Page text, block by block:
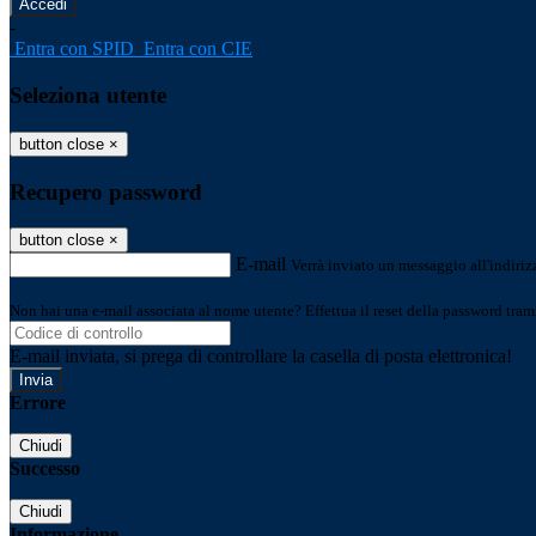
-
Entra con SPID Entra con CIE
Seleziona utente
button close ×
Recupero password
button close ×
E-mail Verrà inviato un messaggio
Non hai una e-mail associata al nome utente? Effettua il reset della password
E-mail inviata, si prega di controllare la casella di posta elettronica!
Errore
Chiudi
Successo
Chiudi